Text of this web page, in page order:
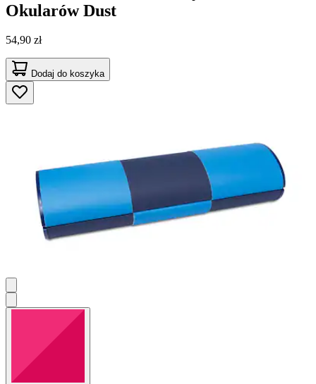
Okularów Dust
54,90 zł
Dodaj do koszyka